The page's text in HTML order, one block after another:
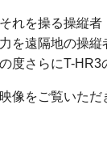
れを操る操縦
を遠隔地の操
度さらにT-HR3
像をご覧いただ